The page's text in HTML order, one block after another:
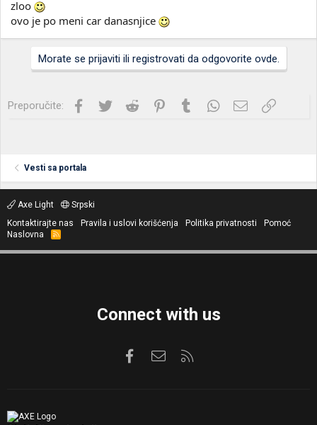
zloo
ovo je po meni car danasnjice
Morate se prijaviti ili registrovati da odgovorite ovde.
Preporučite: Facebook
Twitter Reddit PinterestTumblrWhatsApp
Imejl Link
Vesti sa portala
Axe Light
Srpski
Kontaktirajte nas
Pravila i uslovi korišćenja Politika privatnosti
Pomoć
Naslovna
R
S
Connect with us
FacebookKontaktirajte nas